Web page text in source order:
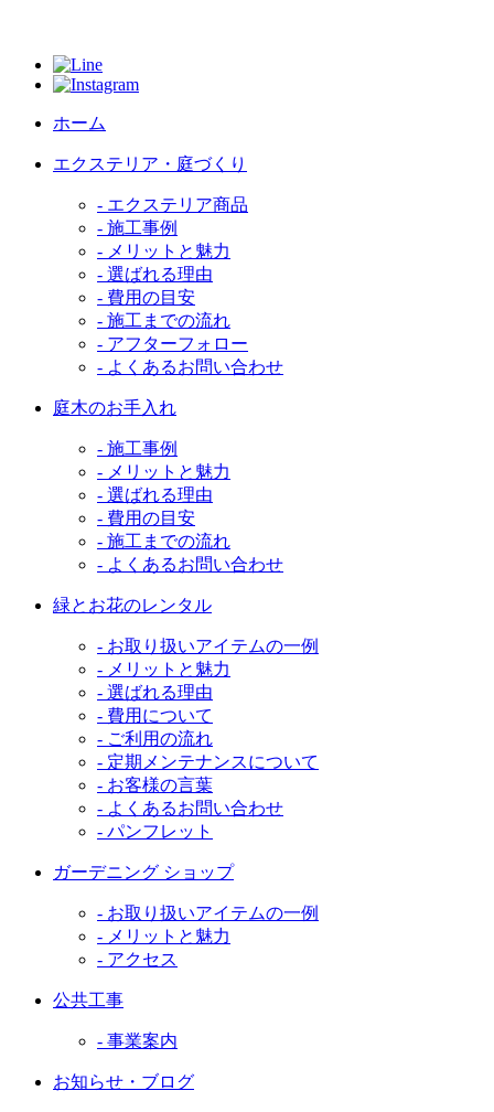
ホーム
エクステリア・庭づくり
- エクステリア商品
- 施工事例
- メリットと魅力
- 選ばれる理由
- 費用の目安
- 施工までの流れ
- アフターフォロー
- よくあるお問い合わせ
庭木のお手入れ
- 施工事例
- メリットと魅力
- 選ばれる理由
- 費用の目安
- 施工までの流れ
- よくあるお問い合わせ
緑とお花のレンタル
- お取り扱いアイテムの一例
- メリットと魅力
- 選ばれる理由
- 費用について
- ご利用の流れ
- 定期メンテナンスについて
- お客様の言葉
- よくあるお問い合わせ
- パンフレット
ガーデニング ショップ
- お取り扱いアイテムの一例
- メリットと魅力
- アクセス
公共工事
- 事業案内
お知らせ・ブログ